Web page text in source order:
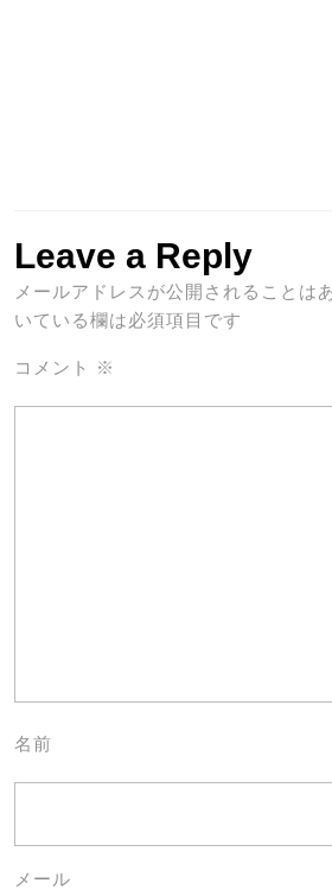
Leave a Reply
メールアドレスが公開されることは
いている欄は必須項目です
コメント ※
名前
メール